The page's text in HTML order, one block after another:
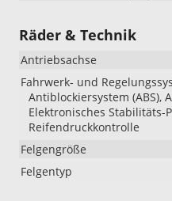
Räder & Technik
Antriebsachse
Fahrwerk- und
Antiblockiersystem (ABS),
Elektronisches Stabilitäts-
Reifendruckkontrolle
Felgengröße
Felgentyp